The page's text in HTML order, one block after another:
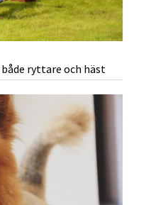
ryttare och häst